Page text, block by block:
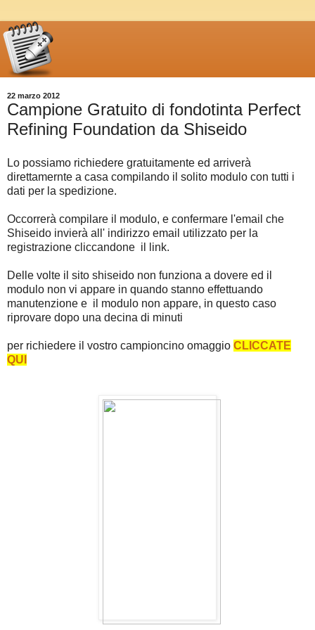
22 marzo 2012
Campione Gratuito di fondotinta Perfect
Refining Foundation da Shiseido
Lo possiamo richiedere gratuitamente ed arriverà
direttamernte a casa compilando il solito modulo con tutti i
dati per la spedizione.
Occorrerà compilare il modulo, e confermare l'email che
Shiseido invierà all' indirizzo email utilizzato per la
registrazione cliccandone il link.
Delle volte il sito shiseido non funziona a dovere ed il
modulo non vi appare in quando stanno effettuando
manutenzione e il modulo non appare, in questo caso
riprovare dopo una decina di minuti
per richiedere il vostro campioncino omaggio CLICCATE
QUI